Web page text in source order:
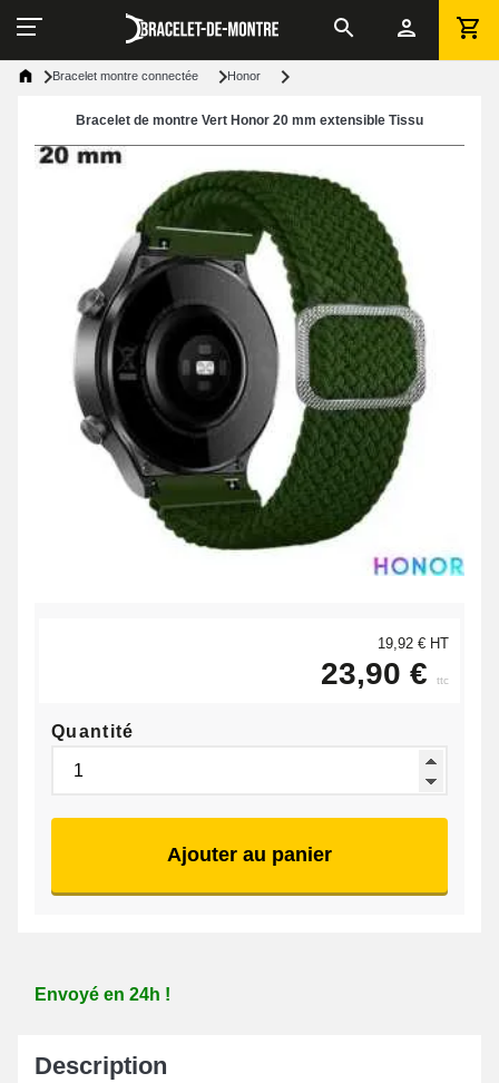
Bracelet montre connectée Honor
Bracelet de montre Vert Honor 20 mm extensible Tissu
19,92 € HT
23,90 € ttc
Quantité
Ajouter au panier
Envoyé en 24h !
Description